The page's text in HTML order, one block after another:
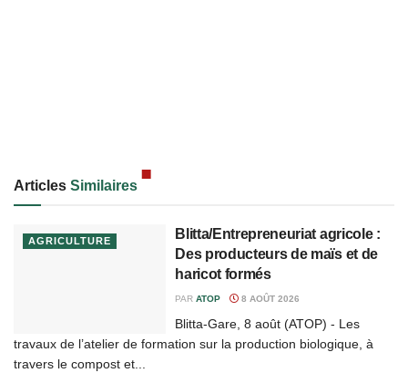
Articles Similaires
AGRICULTURE
Blitta/Entrepreneuriat agricole :
Des producteurs de maïs et de
haricot formés
PAR ATOP 8 AOÛT 2026
Blitta-Gare, 8 août (ATOP) - Les
travaux de l’atelier de formation sur la production biologique, à
travers le compost et...